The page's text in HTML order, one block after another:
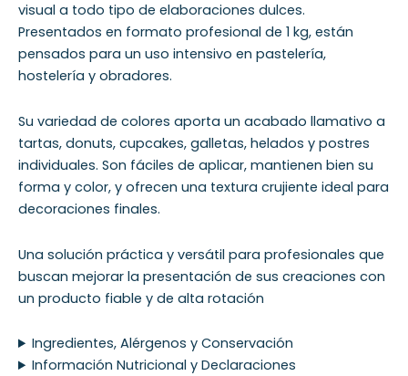
visual a todo tipo de elaboraciones dulces.
Presentados en formato profesional de 1 kg, están
pensados para un uso intensivo en pastelería,
hostelería y obradores.
Su variedad de colores aporta un acabado llamativo a
tartas, donuts, cupcakes, galletas, helados y postres
individuales. Son fáciles de aplicar, mantienen bien su
forma y color, y ofrecen una textura crujiente ideal para
decoraciones finales.
Una solución práctica y versátil para profesionales que
buscan mejorar la presentación de sus creaciones con
un producto fiable y de alta rotación
Ingredientes, Alérgenos y Conservación
Información Nutricional y Declaraciones